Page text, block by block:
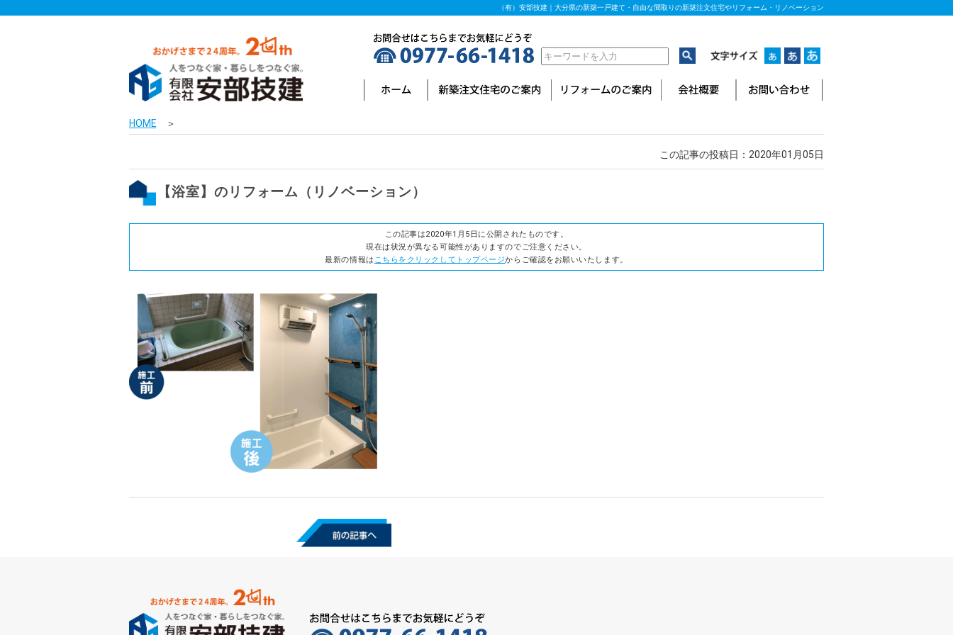
（有）安部技建｜大分県の新築一戸建て・自由な間取りの新築注文住宅やリフォーム・リノベーション
HOME ＞
この記事の投稿日：2020年01月05日
【浴室】のリフォーム（リノベーション）
この記事は2020年1月5日に公開されたものです。
現在は状況が異なる可能性がありますのでご注意ください。
最新の情報は こちらをクリックしてトップページからご確認をお願いいたします。